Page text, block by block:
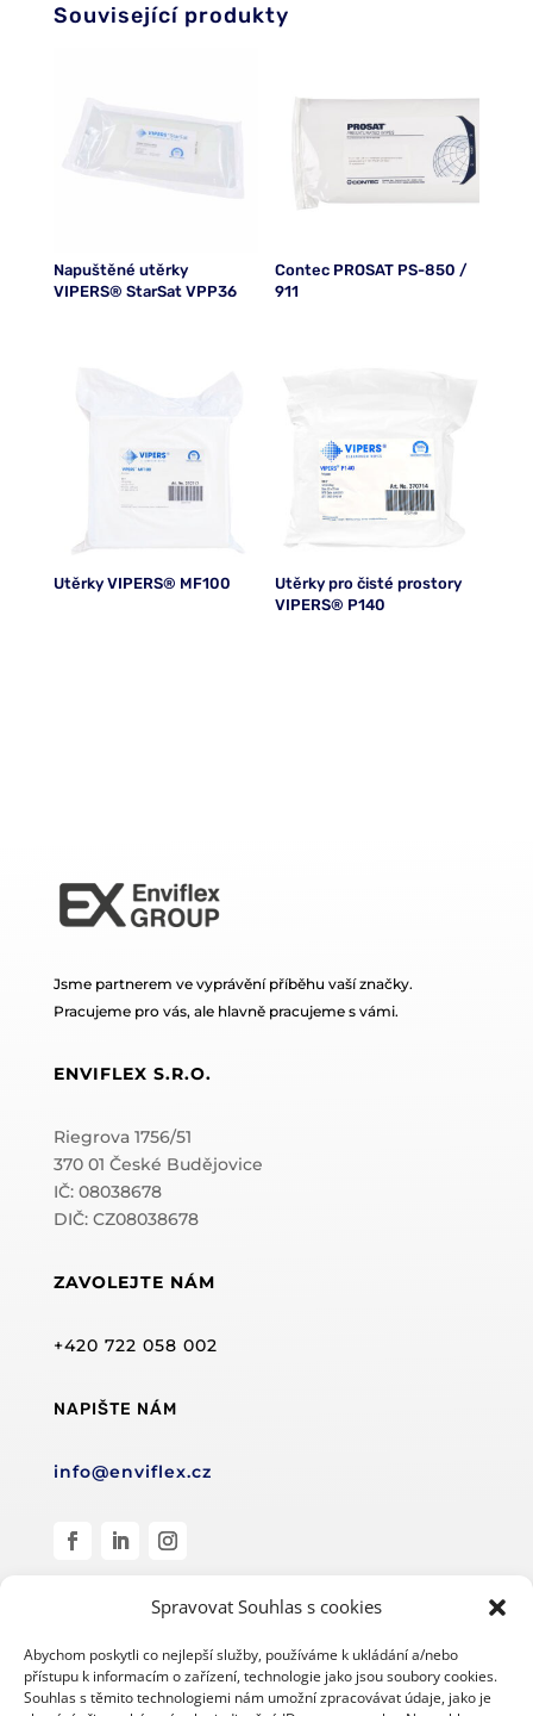
Spravovat Souhlas s cookies
Abychom poskytli co nejlepší služby, používáme k ukládání a/nebo
přístupu k informacím o zařízení, technologie jako jsou soubory cookies.
Souhlas s těmito technologiemi nám umožní zpracovávat údaje, jako je
Související produkty
Napuštěné utěrky
VIPERS® StarSat VPP36
Contec PROSAT PS-850 /
911
Utěrky VIPERS® MF100
Utěrky pro čisté prostory
VIPERS® P140
Jsme partnerem ve vyprávění příběhu vaší značky.
Pracujeme pro vás, ale hlavně pracujeme s vámi.
ENVIFLEX S.R.O.
Riegrova 1756/51
370 01 České Budějovice
IČ: 08038678
DIČ: CZ08038678
ZAVOLEJTE NÁM
+420 722 058 002
NAPIŠTE NÁM
info@enviflex.cz